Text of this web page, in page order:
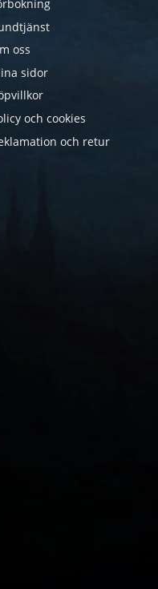
oss
sidor
och cookies
och retur